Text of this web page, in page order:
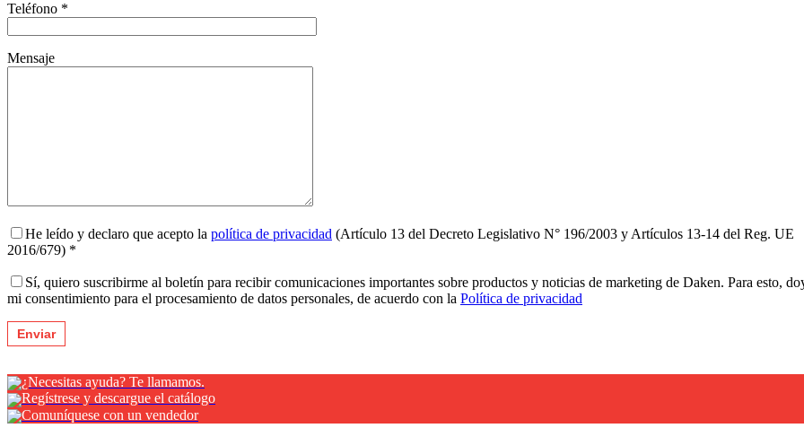
Teléfono *
Mensaje
He leído y declaro que acepto la política de privacidad (Artículo 13 del Decreto Legislativo N° 196/2003 y Artículos 13-14 del Reg. UE
2016/679) *
Sí, quiero suscribirme al boletín para recibir comunicaciones importantes sobre productos y noticias de marketing de Daken. Para esto,
mi consentimiento para el procesamiento de datos personales, de acuerdo con la Política de privacidad
¿Necesitas ayuda? Te llamamos.
Regístrese y descargue el catálogo
Comuníquese con un vendedor